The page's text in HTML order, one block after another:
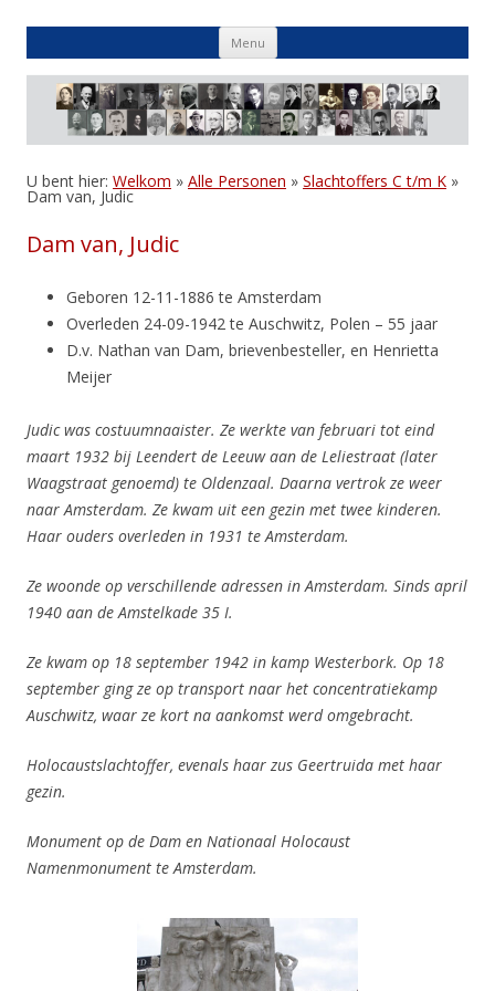
Menu Skip
content
U bent hier: Welkom » Alle Personen » Slachtoffers C t/m K »
Dam van, Judic
Dam van, Judic
Geboren 12-11-1886 te Amsterdam
Overleden 24-09-1942 te Auschwitz, Polen – 55 jaar
D.v. Nathan van Dam, brievenbesteller, en Henrietta
Meijer
Judic was costuumnaaister. Ze werkte van februari tot eind
maart 1932 bij Leendert de Leeuw aan de Leliestraat (later
Waagstraat genoemd) te Oldenzaal. Daarna vertrok ze weer
naar Amsterdam. Ze kwam uit een gezin met twee kinderen.
Haar ouders overleden in 1931 te Amsterdam.
Ze woonde op verschillende adressen in Amsterdam. Sinds april
1940 aan de Amstelkade 35 I.
Ze kwam op 18 september 1942 in kamp Westerbork. Op 18
september ging ze op transport naar het concentratiekamp
Auschwitz, waar ze kort na aankomst werd omgebracht.
Holocaustslachtoffer, evenals haar zus Geertruida met haar
gezin.
Monument op de Dam en Nationaal Holocaust
Namenmonument te Amsterdam.